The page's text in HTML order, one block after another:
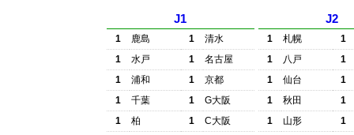
J1
1 鹿島 1
清水
1
水戸 1
名古屋
1
浦和 1
京都
1
千葉 1
G大阪
1
柏 1
C大阪
J2
1 札幌
1
1
八戸
1
1
仙台
1
1
秋田
1
1
山形
1